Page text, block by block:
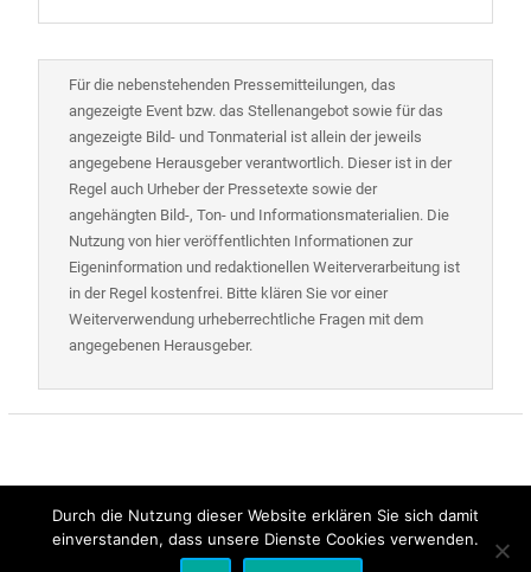
Für die nebenstehenden Pressemitteilungen, das
angezeigte Event bzw. das Stellenangebot sowie für das
angezeigte Bild- und Tonmaterial ist allein der jeweils
angegebene Herausgeber verantwortlich. Dieser ist in der
Regel auch Urheber der Pressetexte sowie der
angehängten Bild-, Ton- und Informationsmaterialien. Die
Nutzung von hier veröffentlichten Informationen zur
Eigeninformation und redaktionellen Weiterverarbeitung ist
in der Regel kostenfrei. Bitte klären Sie vor einer
Weiterverwendung urheberrechtliche Fragen mit dem
angegebenen Herausgeber.
Alle Rechte vorbehalten | Presse-Control
Durch die Nutzung dieser Website erklären Sie sich damit
einverstanden, dass unsere Dienste Cookies verwenden.